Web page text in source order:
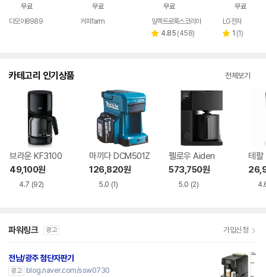
무료
다모아8989
무료
커피farm
무료
일렉트로룩스코리아
별 4.85 리
(458)
무료
LG전자
별 1 리
(1)
카테고리 인기상품 전체보기
브라운 KF3100
49,100원
4.7 (92)
마끼다 DCM501Z
126,820원
5.0 (1)
펠로우 Aiden
573,750원
5.0 (2)
테팔
파워링크 광고 가입신청
전남/광주 첨단자판기
광고
blog.naver.com/ssw0730